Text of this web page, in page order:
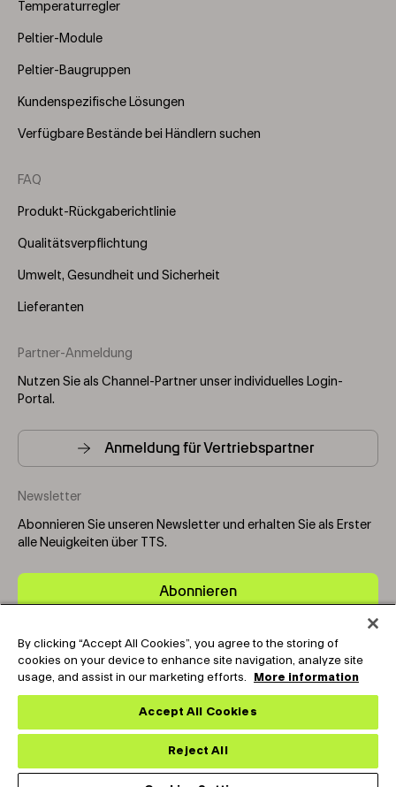
Temperaturregler
Peltier-Module
Peltier-Baugruppen
Kundenspezifische Lösungen
Verfügbare Bestände bei Händlern suchen
FAQ
Produkt-Rückgaberichtlinie
Qualitätsverpflichtung
Umwelt, Gesundheit und Sicherheit
Lieferanten
Partner-Anmeldung
Nutzen Sie als Channel-Partner unser individuelles Login-
Portal.
Anmeldung für Vertriebspartner
Newsletter
Abonnieren Sie unseren Newsletter und erhalten Sie als Erster
alle Neuigkeiten über TTS.
Abonnieren
Copyright © 2025-2026 Tark Thermal Solutions. All rights
reserved.
Socials
By clicking “Accept All Cookies”, you agree to the storing of
cookies on your device to enhance site navigation, analyze site
usage, and assist in our marketing efforts.
More information
Accept All Cookies
Reject All